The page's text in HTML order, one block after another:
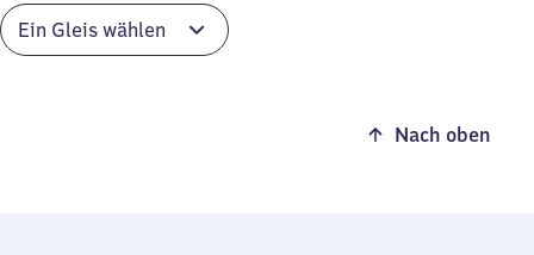
Nach oben